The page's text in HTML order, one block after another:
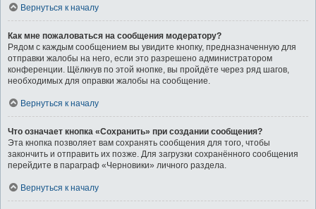
Вернуться к началу
Как мне пожаловаться на сообщения модератору?
Рядом с каждым сообщением вы увидите кнопку, предназначенную для
отправки жалобы на него, если это разрешено администратором
конференции. Щёлкнув по этой кнопке, вы пройдёте через ряд шагов,
необходимых для оправки жалобы на сообщение.
Вернуться к началу
Что означает кнопка «Сохранить» при создании сообщения?
Эта кнопка позволяет вам сохранять сообщения для того, чтобы
закончить и отправить их позже. Для загрузки сохранённого сообщения
перейдите в параграф «Черновики» личного раздела.
Вернуться к началу